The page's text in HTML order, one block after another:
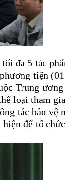
đa 5 tác
tiện
Trung
loại tham
tác bảo vệ
để tổ